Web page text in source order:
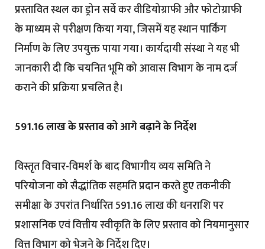
प्रस्तावित स्थल का ड्रोन सर्वे कर वीडियोग्राफी और फोटोग्राफी
के माध्यम से परीक्षण किया गया, जिसमें यह स्थान पार्किंग
निर्माण के लिए उपयुक्त पाया गया। कार्यदायी संस्था ने यह भी
जानकारी दी कि चयनित भूमि को आवास विभाग के नाम दर्ज
कराने की प्रक्रिया प्रचलित है।
₹591.16 लाख के प्रस्ताव को आगे बढ़ाने के निर्देश
विस्तृत विचार-विमर्श के बाद विभागीय व्यय समिति ने
परियोजना को सैद्धांतिक सहमति प्रदान करते हुए तकनीकी
समीक्षा के उपरांत निर्धारित ₹591.16 लाख की धनराशि पर
प्रशासनिक एवं वित्तीय स्वीकृति के लिए प्रस्ताव को नियमानुसार
वित्त विभाग को भेजने के निर्देश दिए।